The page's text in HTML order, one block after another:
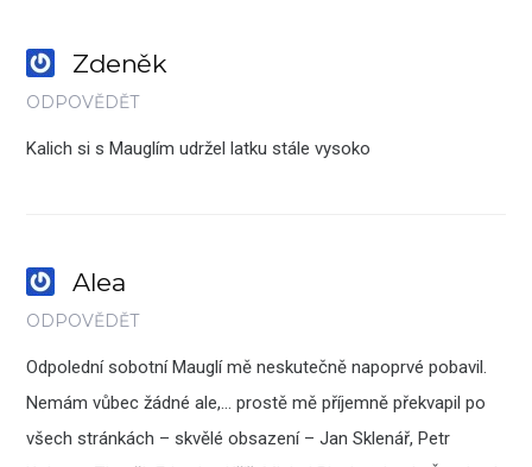
Zdeněk
ODPOVĚDĚT
Kalich si s Mauglím udržel latku stále vysoko
Alea
ODPOVĚDĚT
Odpolední sobotní Mauglí mě neskutečně napoprvé pobavil.
Nemám vůbec žádné ale,… prostě mě příjemně překvapil po
všech stránkách – skvělé obsazení – Jan Sklenář, Petr